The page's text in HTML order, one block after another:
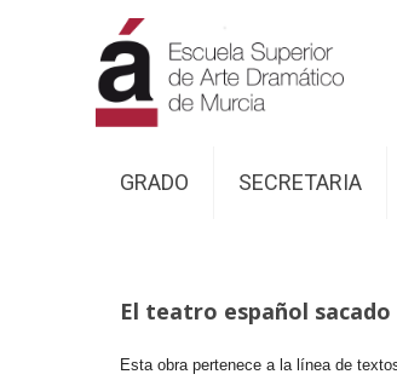
GRADO SECRETARIA
El teatro español
Esta obra pertenece a la línea de